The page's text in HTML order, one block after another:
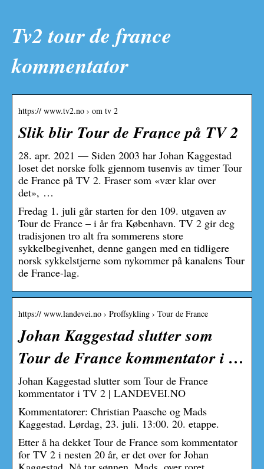
Tv2 tour de france
kommentator
https:// www.tv2.no › om tv 2
Slik blir Tour de France på TV 2
28. apr. 2021 — Siden 2003 har Johan Kaggestad
loset det norske folk gjennom tusenvis av timer Tour
de France på TV 2. Fraser som «vær klar over
det», …
Fredag 1. juli går starten for den 109. utgaven av
Tour de France – i år fra København. TV 2 gir deg
tradisjonen tro alt fra sommerens store
sykkelbegivenhet, denne gangen med en tidligere
norsk sykkelstjerne som nykommer på kanalens Tour
de France-lag.
https:// www.landevei.no › Proffsykling › Tour de France
Johan Kaggestad slutter som
Tour de France kommentator i …
Johan Kaggestad slutter som Tour de France
kommentator i TV 2 | LANDEVEI.NO
Kommentatorer: Christian Paasche og Mads
Kaggestad. Lørdag, 23. juli. 13:00. 20. etappe.
Etter å ha dekket Tour de France som kommentator
for TV 2 i nesten 20 år, er det over for Johan